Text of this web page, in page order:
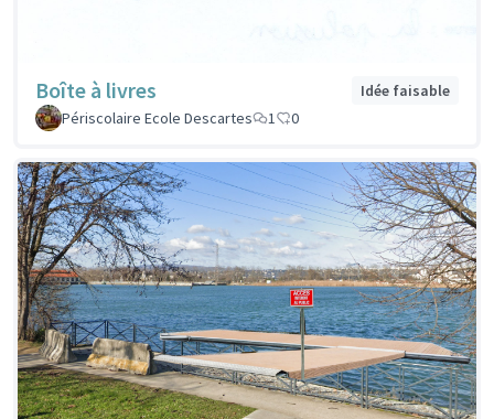
Boîte à livres
Idée faisable
Périscolaire Ecole Descartes
1 0